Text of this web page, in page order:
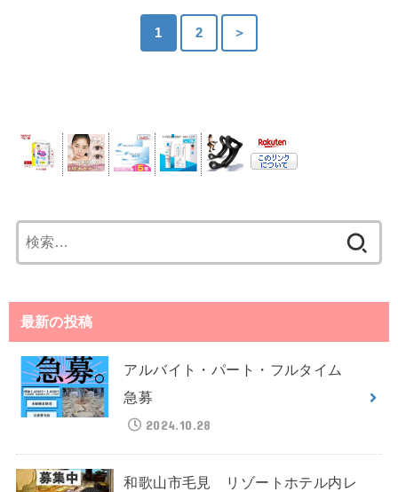
1 2 ＞
索:
最新の投稿
アルバイト・パート・フルタイム
急募
2024.10.28
和歌山市毛見 リゾートホテル内レ